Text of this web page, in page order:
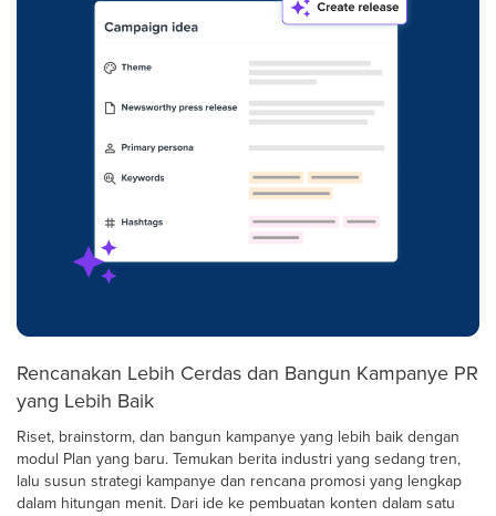
Rencanakan Lebih Cerdas dan Bangun Kampanye PR
yang Lebih Baik
Riset, brainstorm, dan bangun kampanye yang lebih baik dengan
modul Plan yang baru. Temukan berita industri yang sedang tren,
lalu susun strategi kampanye dan rencana promosi yang lengkap
dalam hitungan menit. Dari ide ke pembuatan konten dalam satu